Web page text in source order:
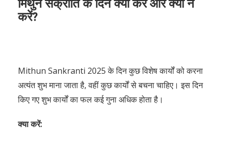
मिथुन संक्रांति के दिन क्या करें और क्या न
करें?
Mithun Sankranti 2025 के दिन कुछ विशेष कार्यों को करना
अत्यंत शुभ माना जाता है, वहीं कुछ कार्यों से बचना चाहिए। इस दिन
किए गए शुभ कार्यों का फल कई गुना अधिक होता है।
क्या करें: